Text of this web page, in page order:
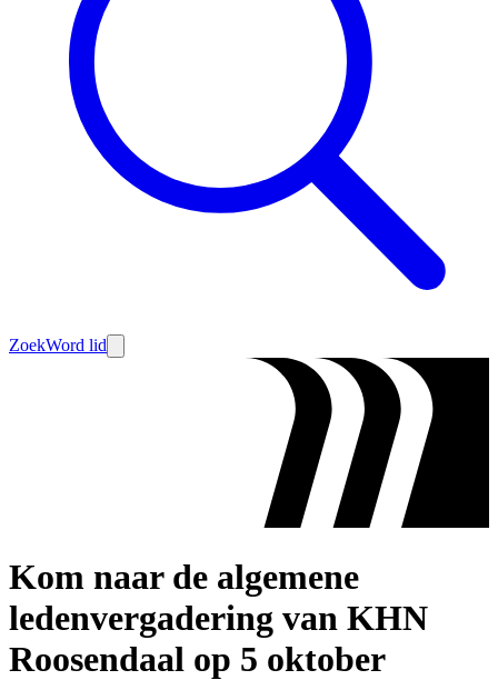
ZoekWord lid
Kom naar de algemene
ledenvergadering van KHN
Roosendaal op 5 oktober